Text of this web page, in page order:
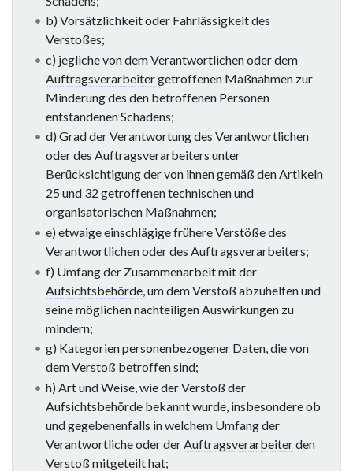
b) Vorsätzlichkeit oder Fahrlässigkeit des
Verstoßes;
c) jegliche von dem Verantwortlichen oder dem
Auftragsverarbeitergetroffenen Maßnahmen zur
Minderung des den betroffenen Personen
entstandenen Schadens;
d) Grad der Verantwortung des Verantwortlichen
oder des Auftragsverarbeiters unter
Berücksichtigung der von ihnen gemäß den Artikeln
25 und 32 getroffenen technischen und
organisatorischen Maßnahmen;
e) etwaige einschlägige frühere Verstöße des
Verantwortlichen oder des Auftragsverarbeiters;
f) Umfang der Zusammenarbeit mit der
Aufsichtsbehörde, um dem Verstoß abzuhelfen und
seine möglichen nachteiligen Auswirkungen zu
mindern;
g) Kategorien personenbezogener Daten, die von
dem Verstoß betroffen sind;
h) Art und Weise, wie der Verstoß der
Aufsichtsbehördebekannt wurde, insbesondere ob
und gegebenenfalls in welchem Umfang der
Verantwortliche oder derAuftragsverarbeiterden
Verstoß mitgeteilt hat;